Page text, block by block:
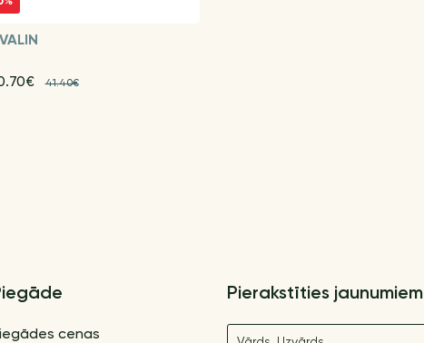
41.40€
cenas
Pierakstīties jaunumiem
Nosaukums